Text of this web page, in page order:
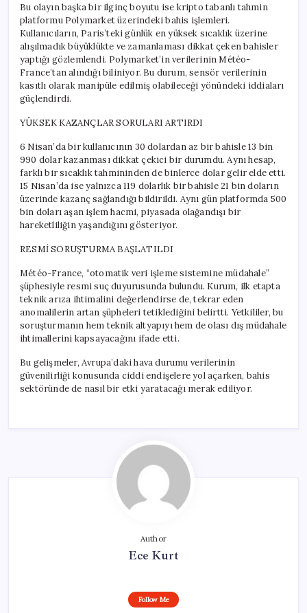
Bu olayın başka bir ilginç boyutu ise kripto tabanlı tahmin
platformu Polymarket üzerindeki bahis işlemleri.
Kullanıcıların, Paris’teki günlük en yüksek sıcaklık üzerine
alışılmadık büyüklükte ve zamanlaması dikkat çeken bahisler
yaptığı gözlemlendi. Polymarket’in verilerinin Météo-
France’tan alındığı biliniyor. Bu durum, sensör verilerinin
kasıtlı olarak manipüle edilmiş olabileceği yönündeki iddiaları
güçlendirdi.
YÜKSEK KAZANÇLAR SORULARI ARTIRDI
6 Nisan’da bir kullanıcının 30 dolardan az bir bahisle 13 bin
990 dolar kazanması dikkat çekici bir durumdu. Aynı hesap,
farklı bir sıcaklık tahmininden de binlerce dolar gelir elde etti.
15 Nisan’da ise yalnızca 119 dolarlık bir bahisle 21 bin doların
üzerinde kazanç sağlandığı bildirildi. Aynı gün platformda 500
bin doları aşan işlem hacmi, piyasada olağandışı bir
hareketliliğin yaşandığını gösteriyor.
RESMİ SORUŞTURMA BAŞLATILDI
Météo-France, “otomatik veri işleme sistemine müdahale”
şüphesiyle resmi suç duyurusunda bulundu. Kurum, ilk etapta
teknik arıza ihtimalini değerlendirse de, tekrar eden
anomalilerin artan şüpheleri tetiklediğini belirtti. Yetkililer, bu
soruşturmanın hem teknik altyapıyı hem de olası dış müdahale
ihtimallerini kapsayacağını ifade etti.
Bu gelişmeler, Avrupa’daki hava durumu verilerinin
güvenilirliği konusunda ciddi endişelere yol açarken, bahis
sektöründe de nasıl bir etki yaratacağı merak ediliyor.
Author
Ece Kurt
Follow Me